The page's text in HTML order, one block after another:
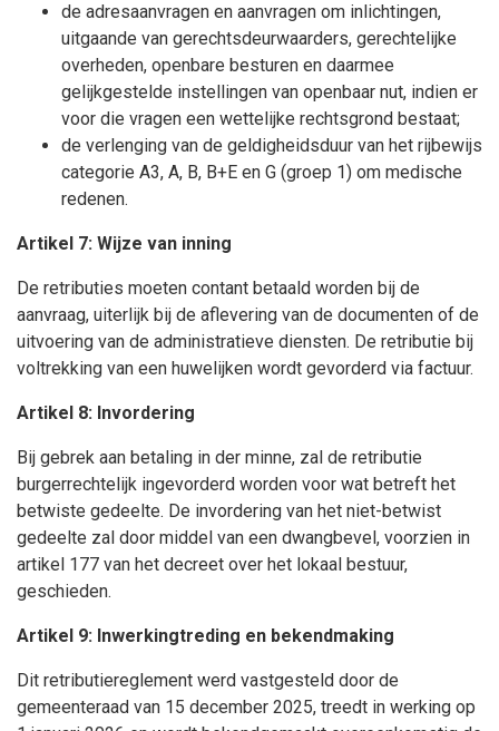
de adresaanvragen en aanvragen om inlichtingen,
uitgaande van gerechtsdeurwaarders, gerechtelijke
overheden, openbare besturen en daarmee
gelijkgestelde instellingen van openbaar nut, indien er
voor die vragen een wettelijke rechtsgrond bestaat;
de verlenging van de geldigheidsduur van het rijbewijs
categorie A3, A, B, B+E en G (groep 1) om medische
redenen.
Artikel 7: Wijze van inning
De retributies moeten contant betaald worden bij de
aanvraag, uiterlijk bij de aflevering van de documenten of de
uitvoering van de administratieve diensten. De retributie bij
voltrekking van een huwelijken wordt gevorderd via factuur.
Artikel 8: Invordering
Bij gebrek aan betaling in der minne, zal de retributie
burgerrechtelijk ingevorderd worden voor wat betreft het
betwiste gedeelte. De invordering van het niet-betwist
gedeelte zal door middel van een dwangbevel, voorzien in
artikel 177 van het decreet over het lokaal bestuur,
geschieden.
Artikel 9: Inwerkingtreding en bekendmaking
Dit retributiereglement werd vastgesteld door de
gemeenteraad van 15 december 2025, treedt in werking op